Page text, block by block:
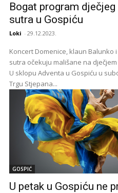
Bogat program
sutra u Gospiću
Loki - 29.12.2023.
Koncert Domenice, klaun Balunko
sutra očekuju mališane na
U sklopu Adventa u Gospiću u
Trgu Stjepana...
GOSPIĆ
U petak u Gospiću ne